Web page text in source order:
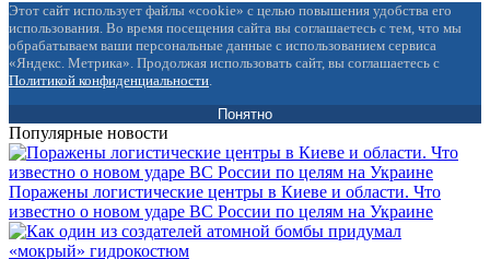
Этот сайт использует файлы «cookie» с целью повышения удобства его
использования. Во время посещения сайта вы соглашаетесь с тем, что мы
обрабатываем ваши персональные данные с использованием сервиса
«Яндекс. Метрика». Продолжая использовать сайт, вы соглашаетесь с
Политикой конфиденциальности
Понятно
Популярные новости
Поражены логистические центры в Киеве и области. Что
известно о новом ударе ВС России по целям на Украине